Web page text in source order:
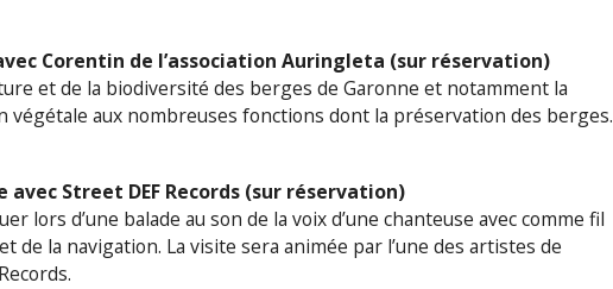
Corentin de l’association Auringleta (sur réservation)
et de la biodiversité des berges de Garonne et notamment la
végétale aux nombreuses fonctions dont la préservation des berges.
avec Street DEF Records (sur réservation)
lors d’une balade au son de la voix d’une chanteuse avec comme fil
de la navigation. La visite sera animée par l’une des artistes de